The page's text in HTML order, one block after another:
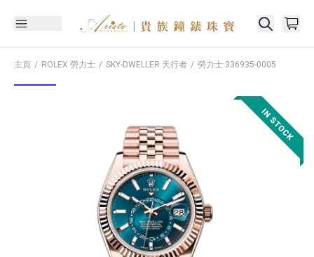
主頁 ROLEX 勞力士 SKY-DWELLER 天行者 勞力士 336935-0005